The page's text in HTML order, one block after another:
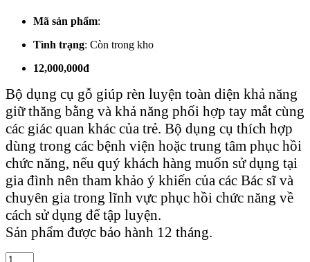
Mã sản phẩm:
Tình trạng: Còn trong kho
12,000,000đ
Bộ dụng cụ gỗ giúp rèn luyện toàn diện khả năng
giữ thăng bằng và khả năng phối hợp tay mắt cùng
các giác quan khác của trẻ. Bộ dụng cụ thích hợp
dùng trong các bệnh viện hoặc trung tâm phục hồi
chức năng, nếu quý khách hàng muốn sử dụng tại
gia đình nên tham khảo ý khiến của các Bác sĩ và
chuyên gia trong lĩnh vực phục hồi chức năng về
cách sử dụng để tập luyện.
Sản phẩm được bảo hành 12 tháng.